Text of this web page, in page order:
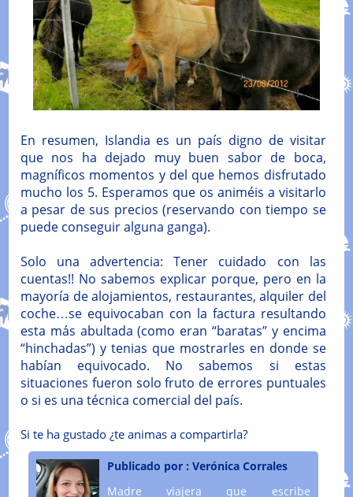
En resumen, Islandia es un país digno de visitar
que nos ha dejado muy buen sabor de boca,
magníficos momentos y del que hemos disfrutado
mucho los 5. Esperamos que os animéis a visitarlo
a pesar de sus precios (reservando con tiempo se
puede conseguir alguna ganga).
Solo una advertencia: Tener cuidado con las
cuentas!! No sabemos explicar porque, pero en la
mayoría de alojamientos, restaurantes, alquiler del
coche…se equivocaban con la factura resultando
esta más abultada (como eran “baratas” y encima
“hinchadas”) y tenias que mostrarles en donde se
habían equivocado. No sabemos si estas
situaciones fueron solo fruto de errores puntuales
o si es una técnica comercial del país.
Si te ha gustado ¿te animas a compartirla?
Publicado por : Verónica Corrales
Madre viajera que escribe